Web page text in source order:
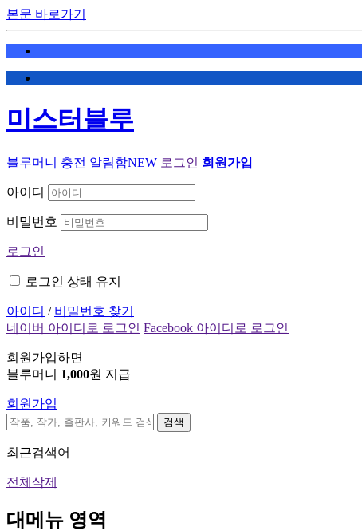
본문 바로가기
미스터블루
블루머니 충전 알림함NEW 로그인 회원가입
아이디
비밀번호
로그인
로그인 상태 유지
아이디 / 비밀번호 찾기
네이버 아이디로 로그인 Facebook 아이디로 로그인
회원가입하면
블루머니 1,000원 지급
회원가입
검색
최근검색어
전체삭제
대메뉴 영역